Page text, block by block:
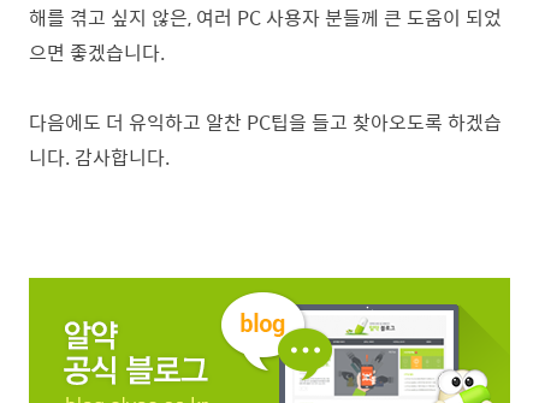
해를 겪고 싶지 않은, 여러 PC 사용자 분들께 큰 도움이 되었
으면 좋겠습니다.
다음에도 더 유익하고 알찬 PC팁을 들고 찾아오도록 하겠습
니다. 감사합니다.